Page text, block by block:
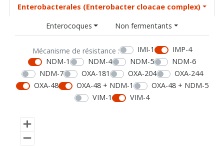
Enterobacterales (Enterobacter cloacae complex)
Enterocoques
Non fermentants
Mécanisme de résistance : IMI-1
IMP-4
NDM-1
NDM-4 NDM-5
NDM-6
NDM-7
OXA-181 OXA-204
OXA-244
OXA-48
OXA-48 + NDM-1
OXA-48 + NDM-5
VIM-1
VIM-4